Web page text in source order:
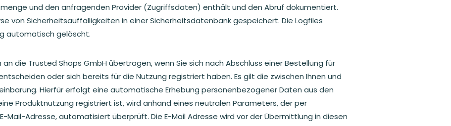
und den anfragenden Provider (Zugriffsdaten) enthält und den Abruf dokumentiert.
von Sicherheitsauffälligkeiten in einer Sicherheitsdatenbank gespeichert. Die Logfiles
automatisch gelöscht.
die Trusted Shops GmbH übertragen, wenn Sie sich nach Abschluss einer Bestellung für
oder sich bereits für die Nutzung registriert haben. Es gilt die zwischen Ihnen und
Hierfür erfolgt eine automatische Erhebung personenbezogener Daten aus den
Produktnutzung registriert ist, wird anhand eines neutralen Parameters, der per
Mail-Adresse, automatisiert überprüft. Die E-Mail Adresse wird vor der Übermittlung in diesen